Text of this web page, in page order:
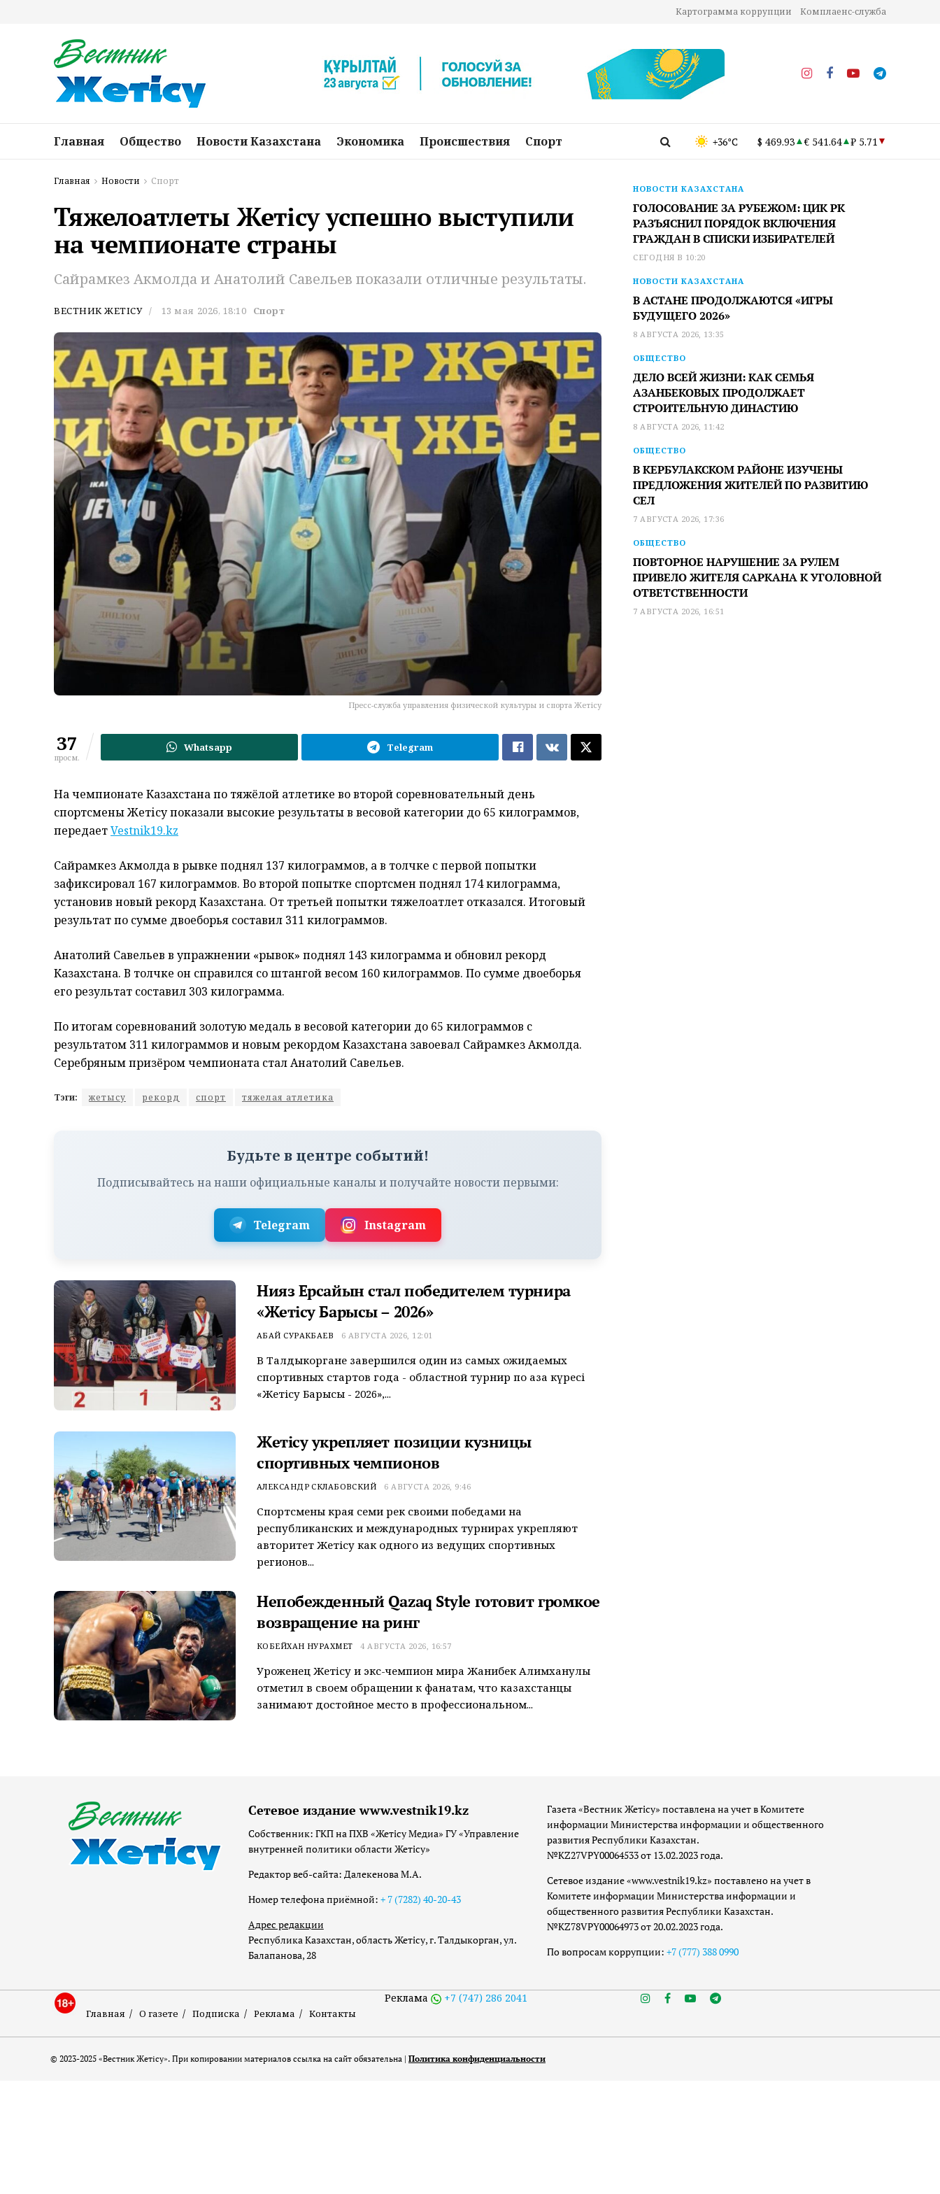
Картограмма коррупции Комплаенс-служба
Главная Общество Новости Казахстана Экономика Происшествия Спорт +36°C $ 469.93 € 541.64 ₽ 5.71
Главная Новости Спорт
Тяжелоатлеты Жетісу успешно выступили
на чемпионате страны
Сайрамкез Акмолда и Анатолий Савельев показали отличные результаты.
ВЕСТНИК ЖЕТІСУ 13 мая 2026, 18:10 Спорт
Пресс-служба управления физической культуры и спорта Жетісу
37
просм.
Whatsapp Telegram
На чемпионате Казахстана по тяжёлой атлетике во второй соревновательный день
спортсмены Жетісу показали высокие результаты в весовой категории до 65 килограммов,
передаетVestnik19.kz
Сайрамкез Акмолда в рывке поднял 137 килограммов, а в толчке с первой попытки
зафиксировал 167 килограммов. Во второй попытке спортсмен поднял 174 килограмма,
установив новый рекорд Казахстана. От третьей попытки тяжелоатлет отказался. Итоговый
результат по сумме двоеборья составил 311 килограммов.
Анатолий Савельев в упражнении «рывок» поднял 143 килограмма и обновил рекорд
Казахстана. В толчке он справился со штангой весом 160 килограммов. По сумме двоеборья
его результат составил 303 килограмма.
По итогам соревнований золотую медаль в весовой категории до 65 килограммов с
результатом 311 килограммов и новым рекордом Казахстана завоевал Сайрамкез Акмолда.
Серебряным призёром чемпионата стал Анатолий Савельев.
Тэги: жетысу рекорд спорт тяжелая атлетика
Будьте в центре событий!
Подписывайтесь на наши официальные каналы и получайте новости первыми:
Telegram Instagram
Нияз Ерсайын стал победителем турнира
«Жетісу Барысы – 2026»
АБАЙ СУРАКБАЕВ 6 АВГУСТА 2026, 12:01
В Талдыкоргане завершился один из самых ожидаемых
спортивных стартов года - областной турнир по қазақ күресі
«Жетісу Барысы - 2026»,...
Жетісу укрепляет позиции кузницы
спортивных чемпионов
АЛЕКСАНДР СКЛАБОВСКИЙ 6 АВГУСТА 2026, 9:46
Спортсмены края семи рек своими победами на
республиканских и международных турнирах укрепляют
авторитет Жетісу как одного из ведущих спортивных
регионов...
Непобежденный Qazaq Style готовит громкое
возвращение на ринг
КОБЕЙХАН НУРАХМЕТ 4 АВГУСТА 2026, 16:57
Уроженец Жетiсу и экс-чемпион мира Жанибек Алимханулы
отметил в своем обращении к фанатам, что казахстанцы
занимают достойное место в профессиональном...
НОВОСТИ КАЗАХСТАНА
ГОЛОСОВАНИЕ ЗА РУБЕЖОМ: ЦИК РК
РАЗЪЯСНИЛ ПОРЯДОК ВКЛЮЧЕНИЯ
ГРАЖДАН В СПИСКИ ИЗБИРАТЕЛЕЙ
СЕГОДНЯ В 10:20
НОВОСТИ КАЗАХСТАНА
В АСТАНЕ ПРОДОЛЖАЮТСЯ «ИГРЫ
БУДУЩЕГО 2026»
8 АВГУСТА 2026, 13:35
ОБЩЕСТВО
ДЕЛО ВСЕЙ ЖИЗНИ: КАК СЕМЬЯ
АЗАНБЕКОВЫХ ПРОДОЛЖАЕТ
СТРОИТЕЛЬНУЮ ДИНАСТИЮ
8 АВГУСТА 2026, 11:42
ОБЩЕСТВО
В КЕРБУЛАКСКОМ РАЙОНЕ ИЗУЧЕНЫ
ПРЕДЛОЖЕНИЯ ЖИТЕЛЕЙ ПО РАЗВИТИЮ
СЕЛ
7 АВГУСТА 2026, 17:36
ОБЩЕСТВО
ПОВТОРНОЕ НАРУШЕНИЕ ЗА РУЛЕМ
ПРИВЕЛО ЖИТЕЛЯ САРКАНА К УГОЛОВНОЙ
ОТВЕТСТВЕННОСТИ
7 АВГУСТА 2026, 16:51
Сетевое издание www.vestnik19.kz
Собственник: ГКП на ПХВ «Жетісу Медиа» ГУ «Управление
внутренней политики области Жетісу»
Редактор веб-сайта: Далекенова М.А.
Номер телефона приёмной: + 7 (7282) 40-20-43
Адрес редакции
Республика Казахстан, область Жетісу, г. Талдыкорган, ул.
Балапанова, 28
Газета «Вестник Жетісу» поставлена на учет в Комитете
информации Министерства информации и общественного
развития Республики Казахстан.
№KZ27VPY00064533 от 13.02.2023 года.
Сетевое издание «www.vestnik19.kz» поставлено на учет в
Комитете информации Министерства информации и
общественного развития Республики Казахстан.
№KZ78VPY00064973 от 20.02.2023 года.
По вопросам коррупции: +7 (777) 388 0990
Главная О газете Подписка Реклама Контакты
Реклама +7 (747) 286 2041
© 2023-2025 «Вестник Жетісу». При копировании материалов ссылка на сайт обязательна | Политика конфиденциальности